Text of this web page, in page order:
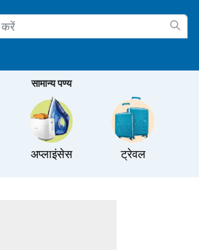
सामान्य पण्य
अप्लाइंसेस ट्रेवल